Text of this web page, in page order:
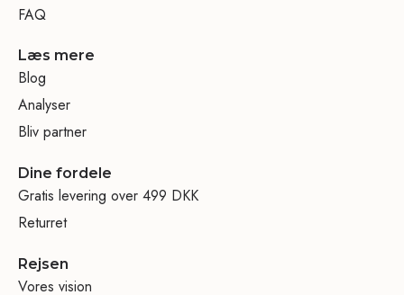
FAQ
Læs mere
Blog
Analyser
Bliv partner
Dine fordele
Gratis levering over 499 DKK
Returret
Rejsen
Vores vision